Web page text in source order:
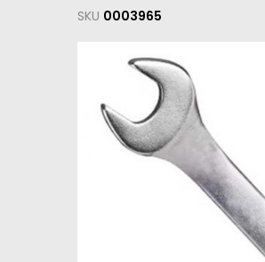
SKU 0003965